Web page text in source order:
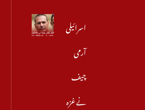
اسرائیلی
آرمی
چیف
نے غزہ